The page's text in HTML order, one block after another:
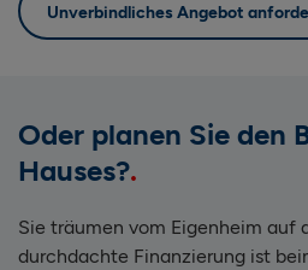
Unverbindliches Angebot
Oder planen Sie den
Hauses?
Sie träumen vom Eigenheim auf
durchdachte Finanzierung ist